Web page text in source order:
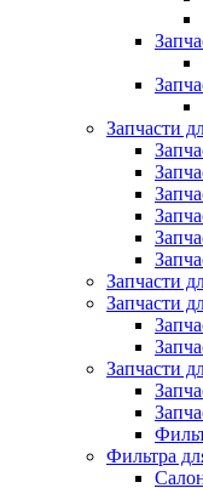
Запчасти
Запчасти
Запчасти
Запчасти
Фильтра